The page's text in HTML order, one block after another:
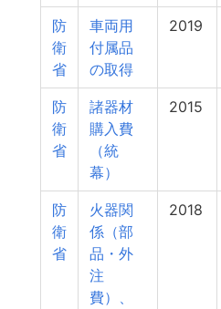
防
衛
省
車両用
付属品
の取得
2019
防
衛
省
諸器材
購入費
（統
幕）
2015
防
衛
省
火器関
係（部
品・外
注
費）、
2018